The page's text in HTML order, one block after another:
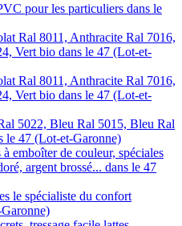
pour les particuliers dans le
Ral 8011, Anthracite Ral 7016,
Vert bio dans le 47 (Lot-et-
Ral 8011, Anthracite Ral 7016,
Vert bio dans le 47 (Lot-et-
5022, Bleu Ral 5015, Bleu Ral
le 47 (Lot-et-Garonne)
emboîter de couleur, spéciales
argent brossé... dans le 47
le spécialiste du confort